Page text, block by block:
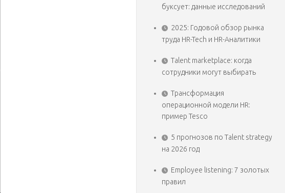
буксует: данные исследований
2025: Годовой обзор рынка
труда HR-Tech и HR-Аналитики
Talent marketplace: когда
сотрудники могут выбирать
Трансформация
операционной модели HR:
пример Tesco
5 прогнозов по Talent strategy
на 2026 год
Employee listening: 7 золотых
правил